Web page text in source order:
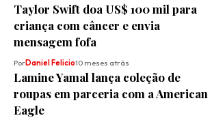
Taylor Swift doa US$ 100 mil para
criança com câncer e envia
mensagem fofa
PorDaniel Felicio10 meses atrás
Lamine Yamal lança coleção de
roupas em parceria com a American
Eagle